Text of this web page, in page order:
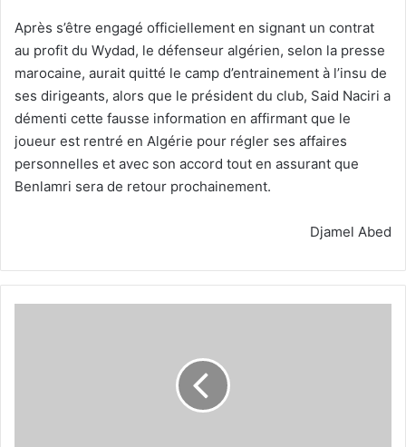
Après s’être engagé officiellement en signant un contrat
au profit du Wydad, le défenseur algérien, selon la presse
marocaine, aurait quitté le camp d’entrainement à l’insu de
ses dirigeants, alors que le président du club, Said Naciri a
démenti cette fausse information en affirmant que le
joueur est rentré en Algérie pour régler ses affaires
personnelles et avec son accord tout en assurant que
Benlamri sera de retour prochainement.
Djamel Abed